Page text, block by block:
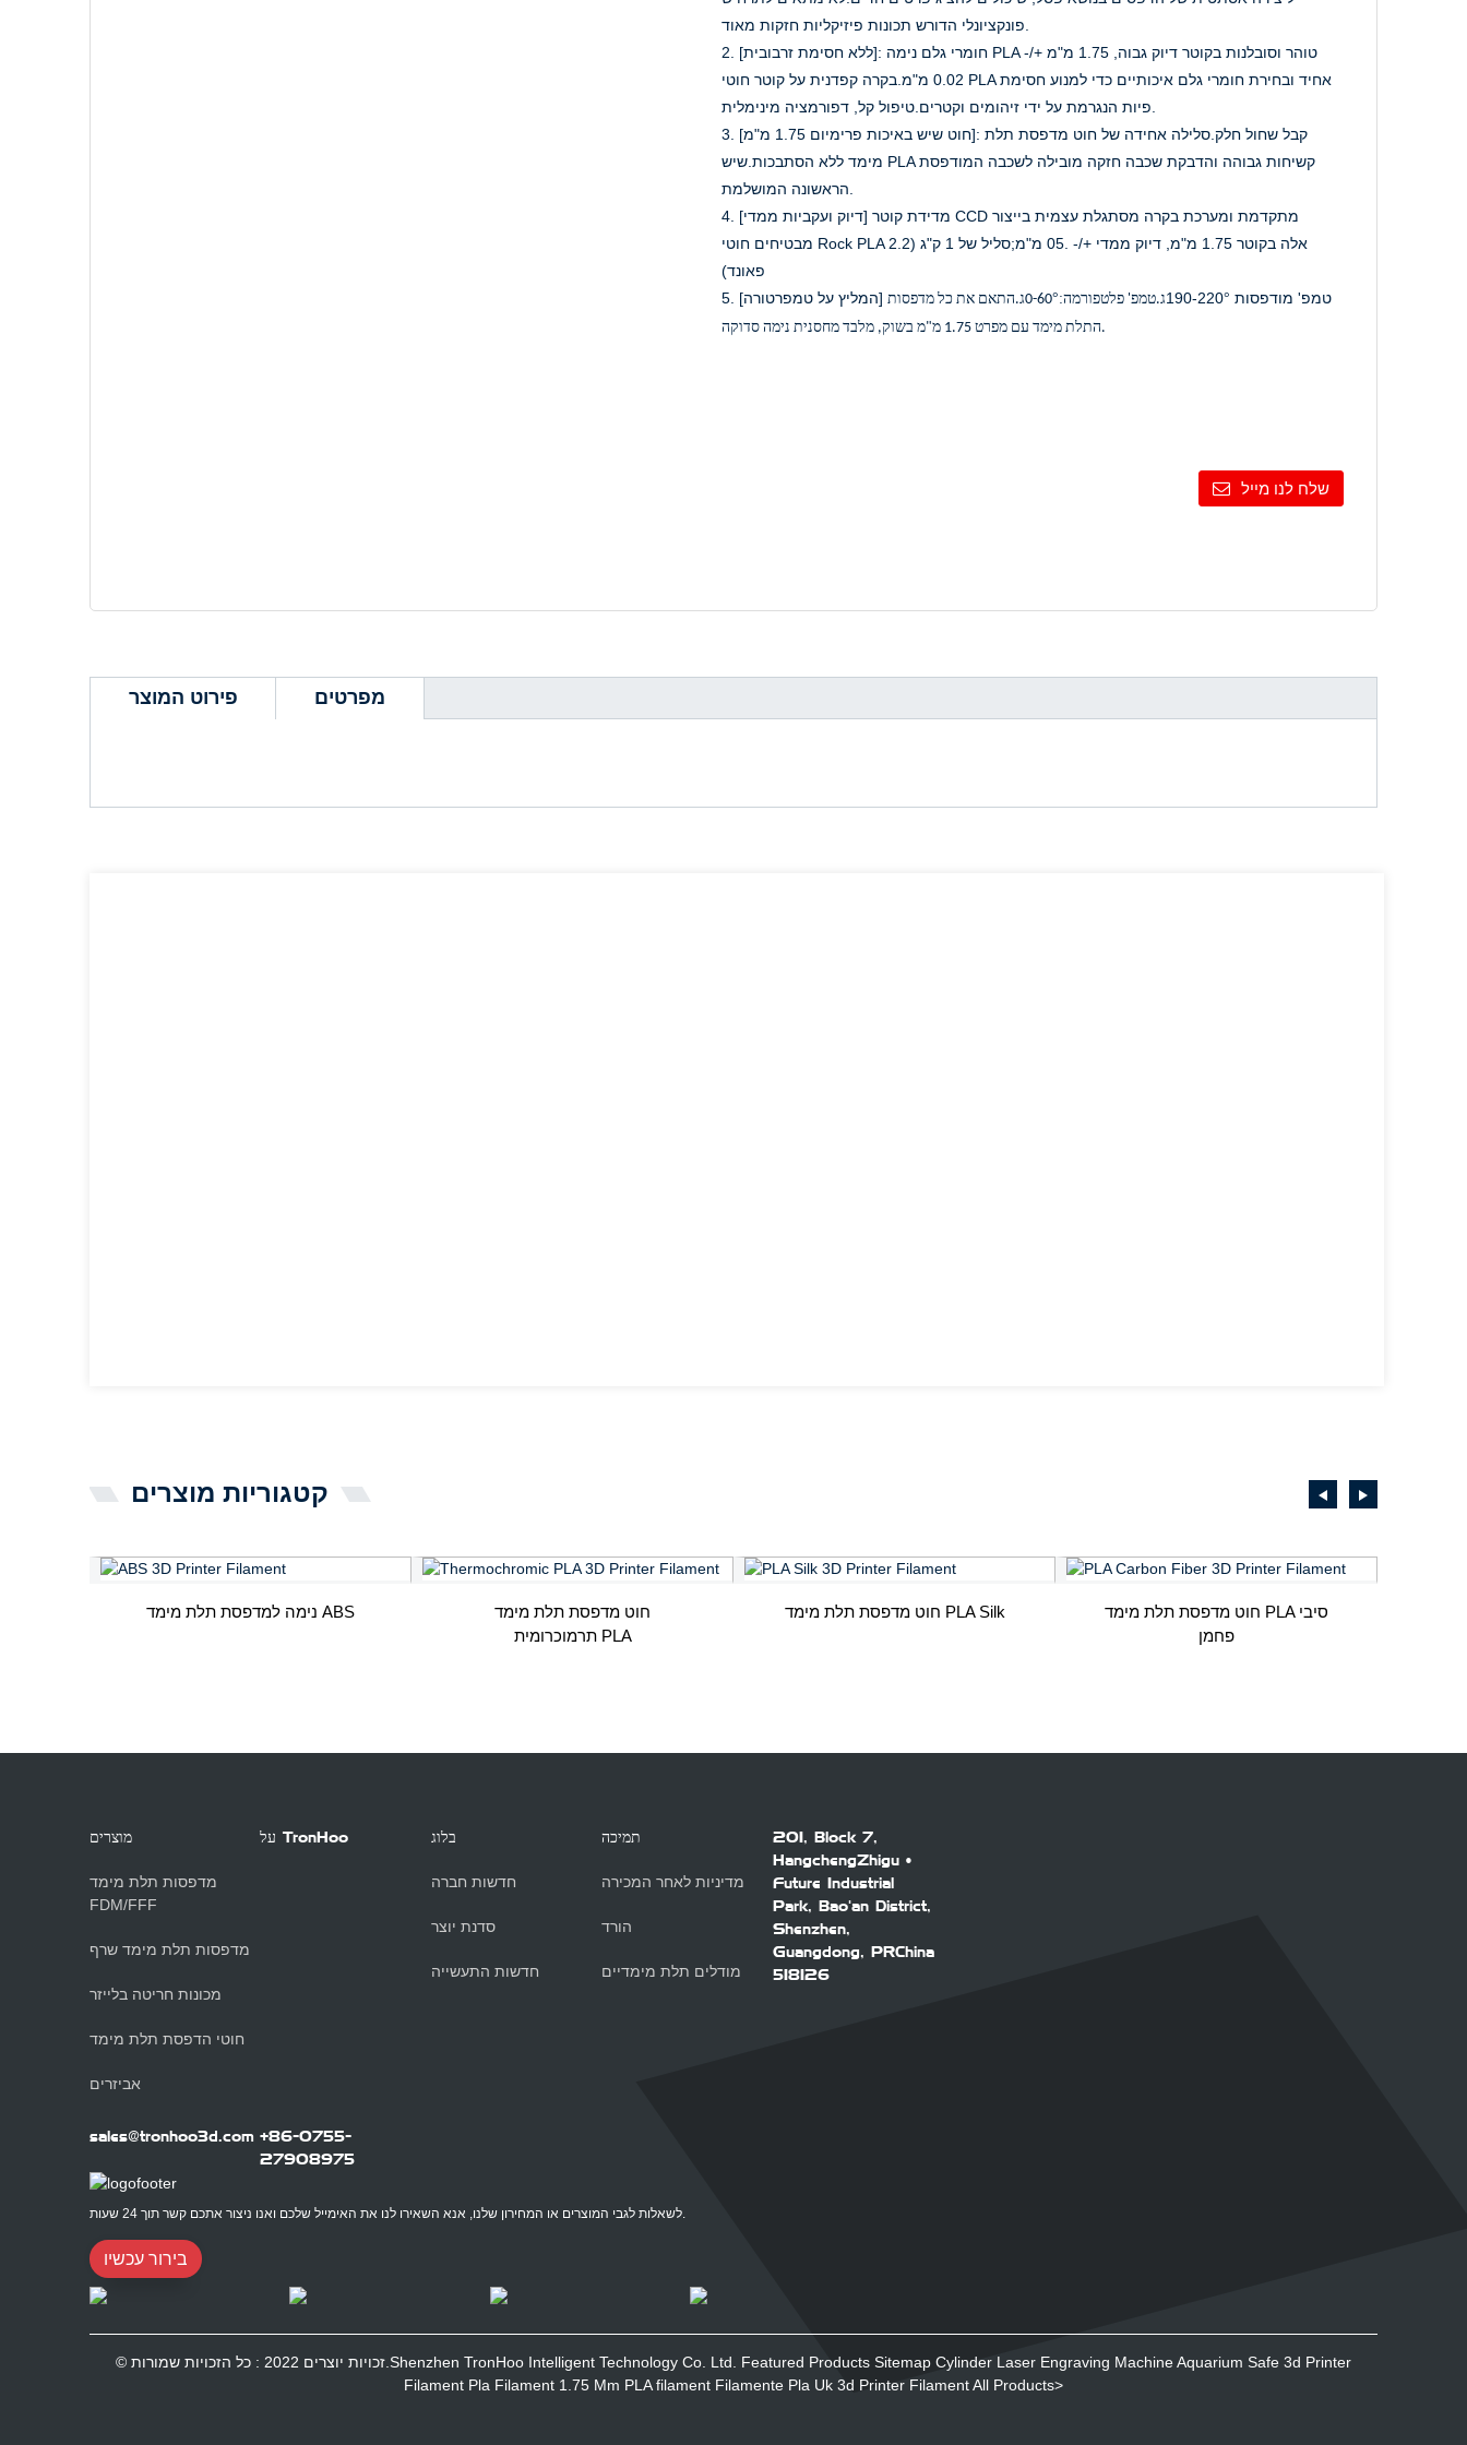
2. [ללא חסימת זרבובית]: חומרי גלם נימה PLA טוהר וסובלנות בקוטר דיוק גבוה, 1.75 מ"מ +/-
0.02 מ"מ.בקרה קפדנית על קוטר חוטי PLA אחיד ובחירת חומרי גלם איכותיים כדי למנוע חסימת
3. [חוט שיש באיכות פרימיום 1.75 מ"מ]: קבל שחול חלק.סלילה אחידה של חוט מדפסת תלת
מימד ללא הסתבכות.שיש PLA קשיחות גבוהה והדבקת שכבה חזקה מובילה לשכבה המודפסת
4. [דיוק ועקביות ממדי] מדידת קוטר CCD מתקדמת ומערכת בקרה מסתגלת עצמית בייצור
מבטיחים חוטי Rock PLA אלה בקוטר 1.75 מ"מ, דיוק ממדי +/- .05 מ"מ;סליל של 1 ק"ג (2.2
פאונד)
5. [המליץ ​​על טמפרטורה] טמפ' מודפסות 190-220 ° ג.טמפ' פלטפורמה:
0-60°
ג.התאם את כל מדפסות
התלת מימד עם מפרט 1.75 מ"מ בשוק, מלבד מחסנית נימה סדוקה.
שלח לנו מייל
פירוט המוצר מפרטים
קטגוריות מוצרים
נימה למדפסת תלת מימד ABS
חוט מדפסת תלת מימד
תרמוכרומית PLA
חוט מדפסת תלת מימד PLA Silk
חוט מדפסת תלת מימד PLA סיבי
פחמן
מוצרים
מדפסות תלת מימד
FDM/FFF
מדפסות תלת מימד שרף
מכונות חריטה בלייזר
חוטי הדפסת תלת מימד
אביזרים
על TronHoo בלוג
חדשות חברה
סדנת יוצר
חדשות התעשייה
תמיכה
מדיניות לאחר המכירה
הורד
מודלים תלת מימדיים
201, Block 7,
HangchengZhigu •
Future Industrial
Park, Bao'an District,
Shenzhen,
Guangdong, PRChina
518126
sales@tronhoo3d.com +86-0755-
27908975
לשאלות לגבי המוצרים או המחירון שלנו, אנא השאירו לנו את האימייל שלכם ואנו ניצור אתכם קשר תוך 24 שעות.
בירור עכשיו
© זכויות יוצרים 2022 : כל הזכויות שמורות.Shenzhen TronHoo Intelligent Technology Co. Ltd. Featured Products Sitemap Cylinder Laser Engraving MachineAquarium Safe 3d Printer
Filament Pla Filament 1.75 Mm PLA filament Filamente Pla Uk 3d Printer FilamentAll Products>